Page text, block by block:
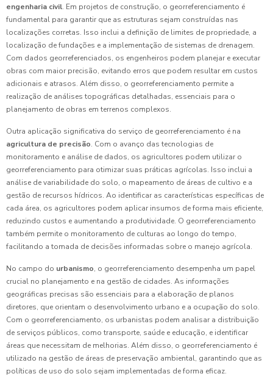
engenharia civil. Em projetos de construção, o georreferenciamento é
fundamental para garantir que as estruturas sejam construídas nas
localizações corretas. Isso inclui a definição de limites de propriedade, a
localização de fundações e a implementação de sistemas de drenagem.
Com dados georreferenciados, os engenheiros podem planejar e executar
obras com maior precisão, evitando erros que podem resultar em custos
adicionais e atrasos. Além disso, o georreferenciamento permite a
realização de análises topográficas detalhadas, essenciais para o
planejamento de obras em terrenos complexos.
Outra aplicação significativa do serviço de georreferenciamento é na
agricultura de precisão. Com o avanço das tecnologias de
monitoramento e análise de dados, os agricultores podem utilizar o
georreferenciamento para otimizar suas práticas agrícolas. Isso inclui a
análise de variabilidade do solo, o mapeamento de áreas de cultivo e a
gestão de recursos hídricos. Ao identificar as características específicas de
cada área, os agricultores podem aplicar insumos de forma mais eficiente,
reduzindo custos e aumentando a produtividade. O georreferenciamento
também permite o monitoramento de culturas ao longo do tempo,
facilitando a tomada de decisões informadas sobre o manejo agrícola.
No campo do urbanismo, o georreferenciamento desempenha um papel
crucial no planejamento e na gestão de cidades. As informações
geográficas precisas são essenciais para a elaboração de planos
diretores, que orientam o desenvolvimento urbano e a ocupação do solo.
Com o georreferenciamento, os urbanistas podem analisar a distribuição
de serviços públicos, como transporte, saúde e educação, e identificar
áreas que necessitam de melhorias. Além disso, o georreferenciamento é
utilizado na gestão de áreas de preservação ambiental, garantindo que as
políticas de uso do solo sejam implementadas de forma eficaz.